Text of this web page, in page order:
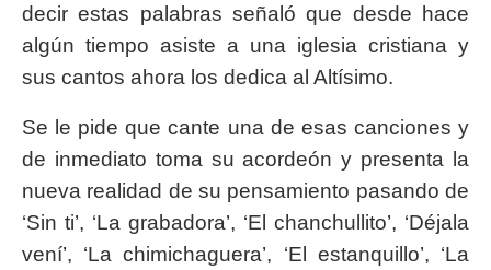
decir estas palabras señaló que desde hace
algún tiempo asiste a una iglesia cristiana y
sus cantos ahora los dedica al Altísimo.
Se le pide que cante una de esas canciones y
de inmediato toma su acordeón y presenta la
nueva realidad de su pensamiento pasando de
‘Sin ti’, ‘La grabadora’, ‘El chanchullito’, ‘Déjala
vení’, ‘La chimichaguera’, ‘El estanquillo’, ‘La